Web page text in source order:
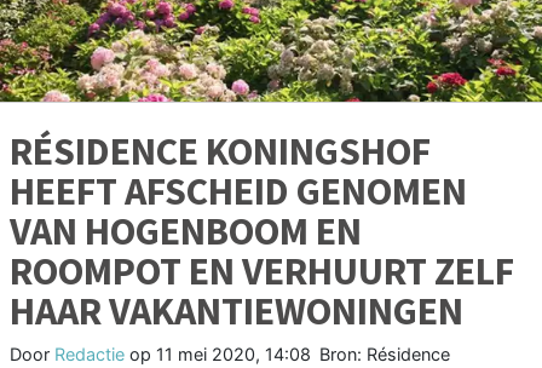
RÉSIDENCE KONINGSHOF
HEEFT AFSCHEID GENOMEN
VAN HOGENBOOM EN
ROOMPOT EN VERHUURT ZELF
HAAR VAKANTIEWONINGEN
Door Redactie op 11 mei 2020, 14:08 Bron: Résidence